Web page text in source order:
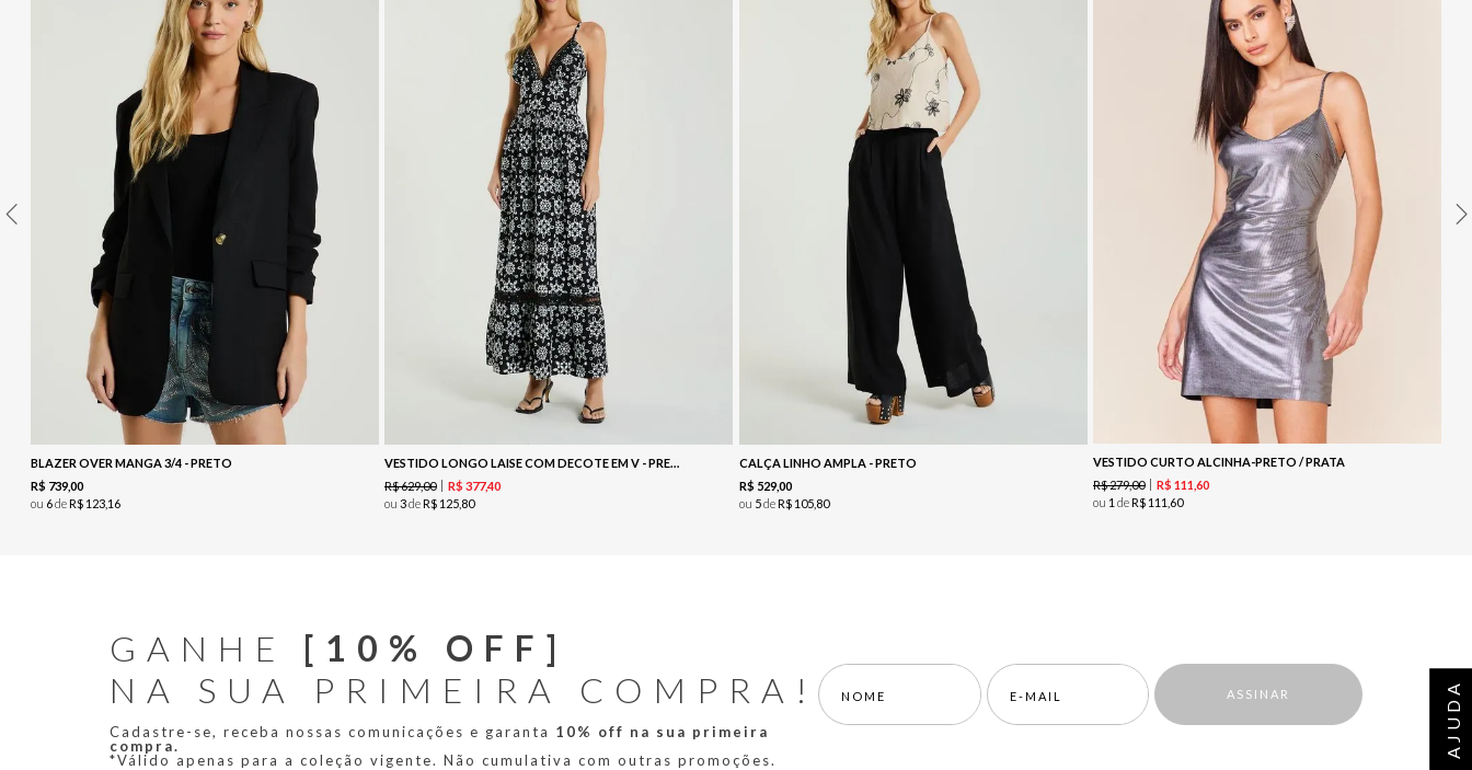
COLETE
AJUDA
BLAZER OVER MANGA 3/4 - PRETO
R$ 739,00
ou 6deR$ 123, 16
VESTIDO LONGO LAISE COM DECOTE EM V - PRETO / BRANCO
R$629,00 R$ 377,40
ou3deR$ 125 80
CALÇA LINHO AMPLA - PRETO
R$ 529,00
ou 5deR$ 105, 80
VESTIDO CURTO ALCINHA-PRETO / PRATA
R$279,00 R$ 111 ,60
ou 1 deR$ 111 60
GANHE [10% OFF]
NA SUA PRIMEIRA COMPRA!
Cadastre-se, receba nossas comunicações e garanta 10% off na sua primeira
compra.
*Válido apenas para a coleção vigente. Não cumulativa com outras promoções.
ASSINAR